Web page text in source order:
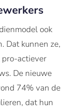
ook
Dat kunnen ze,
pro-actiever
De nieuwe
74% van de
dat hun